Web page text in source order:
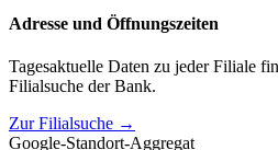
Adresse und Öffnungszeiten
Tagesaktuelle Daten zu jeder Filiale
Filialsuche der Bank.
Zur Filialsuche →
Google-Standort-Aggregat